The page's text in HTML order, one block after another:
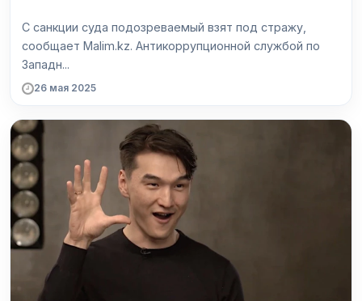
С санкции суда подозреваемый взят под стражу,
сообщает Malim.kz. Антикоррупционной службой по
Западн...
26 мая 2025